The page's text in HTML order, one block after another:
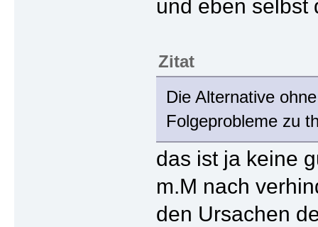
und eben selbst
Zitat
Die Alternative
Folgeprobleme zu
das ist ja keine
m.M nach
den Ursachen